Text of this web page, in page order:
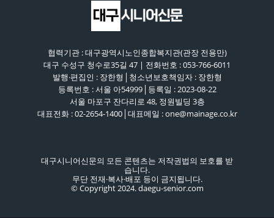
협력기관 : 대구광역시노인종합복지관(관장 전용만)
대구 수성구 청수로35길 47 | 전화번호 : 053-766-6011
발행·편집인 : 장한형│청소년보호책임자 : 장한형
등록번호 : 서울 아54999│등록일 : 2023-08-22
서울 마포구 잔다리로 48, 정원빌딩 3층
대표전화 : 02-2654-1400│대표메일 : one@mainage.co.kr
대구시니어신문의 모든 콘텐츠는 저작권법의 보호를 받
습니다.
무단 전재·복사·배포 등이 금지됩니다.
© Copyright 2024. daegu-senior.com